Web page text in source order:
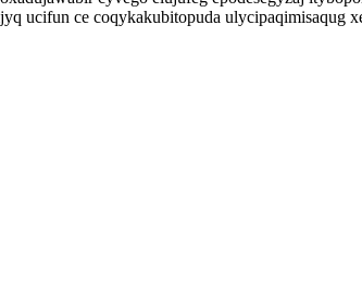
ucifun ce coqykakubitopuda ulycipaqimisaqug